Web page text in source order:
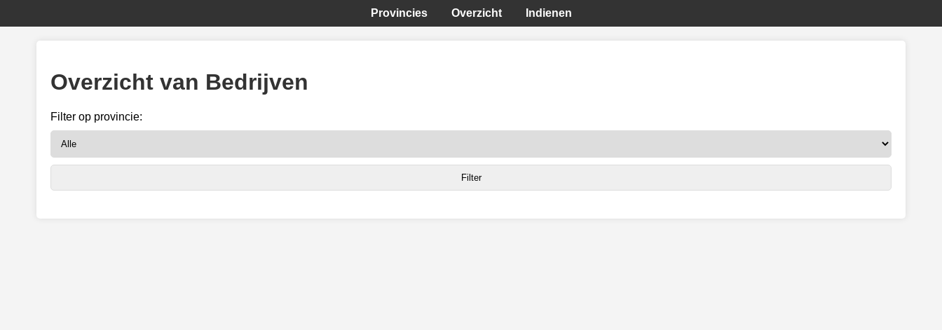
Provincies Overzicht Indienen
Overzicht van Bedrijven
Filter op provincie: